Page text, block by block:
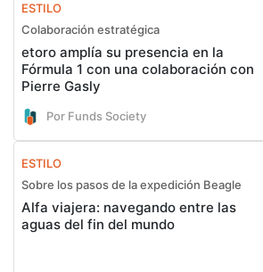
ESTILO
Colaboración estratégica
etoro amplía su presencia en la
Fórmula 1 con una colaboración con
Pierre Gasly
Por Funds Society
ESTILO
Sobre los pasos de la expedición Beagle
Alfa viajera: navegando entre las
aguas del fin del mundo